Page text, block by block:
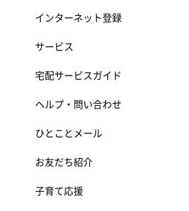
インターネット登録
サービス
宅配サービスガイド
ヘルプ・問い合わせ
ひとことメール
お友だち紹介
子育て応援